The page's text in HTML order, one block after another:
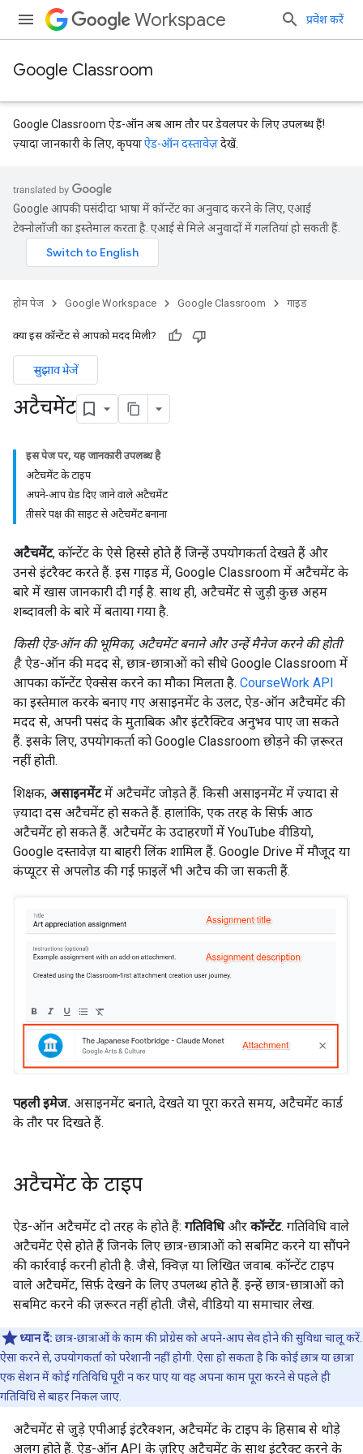
Workspace प्रवेश करें
Google Classroom
Google Classroom ऐड-ऑन अब आम तौर पर डेवलपर के लिए उपलब्ध हैं!
ज़्यादा जानकारी के लिए, कृपयाऐड-ऑन दस्तावेज़देखें.
Google आपकी पसंदीदा भाषा में कॉन्टेंट का अनुवाद करने के लिए, एआई
टेक्नोलॉजी का इस्तेमाल करता है. एआई से मिले अनुवादों में गलतियां हो सकती हैं.
होम पेज Google Workspace Google Classroom गाइड
क्या इस कॉन्टेंट से आपको मदद मिली?
सुझाव भेजें
अटैचमेंट
इस पेज पर, यह जानकारी उपलब्ध है
अटैचमेंट के टाइप
अपने-आप ग्रेड दिए जाने वाले अटैचमेंट
तीसरे पक्ष की साइट से अटैचमेंट बनाना
अटैचमेंट, कॉन्टेंट के ऐसे हिस्से होते हैं जिन्हें उपयोगकर्ता देखते हैं और
उनसे इंटरैक्ट करते हैं. इस गाइड में, Google Classroom में अटैचमेंट के
बारे में खास जानकारी दी गई है. साथ ही, अटैचमेंट से जुड़ी कुछ अहम
शब्दावली के बारे में बताया गया है.
किसी ऐड-ऑन की भूमिका, अटैचमेंट बनाने और उन्हें मैनेज करने की होती
है. ऐड-ऑन की मदद से, छात्र-छात्राओं को सीधे Google Classroom में
आपका कॉन्टेंट ऐक्सेस करने का मौका मिलता है. CourseWork API
का इस्तेमाल करके बनाए गए असाइनमेंट के उलट, ऐड-ऑन अटैचमेंट की
मदद से, अपनी पसंद के मुताबिक और इंटरैक्टिव अनुभव पाए जा सकते
हैं. इसके लिए, उपयोगकर्ता को Google Classroom छोड़ने की ज़रूरत
नहीं होती.
शिक्षक, असाइनमेंटमें अटैचमेंट जोड़ते हैं. किसी असाइनमेंट में ज़्यादा से
ज़्यादा दस अटैचमेंट हो सकते हैं. हालांकि, एक तरह के सिर्फ़ आठ
अटैचमेंट हो सकते हैं. अटैचमेंट के उदाहरणों में YouTube वीडियो,
Google दस्तावेज़ या बाहरी लिंक शामिल हैं. Google Drive में मौजूद या
कंप्यूटर से अपलोड की गई फ़ाइलें भी अटैच की जा सकती हैं.
पहली इमेज. असाइनमेंट बनाते, देखते या पूरा करते समय, अटैचमेंट कार्ड
के तौर पर दिखते हैं.
अटैचमेंट के टाइप
ऐड-ऑन अटैचमेंट दो तरह के होते हैं: गतिविधिऔर कॉन्टेंट. गतिविधि वाले
अटैचमेंट ऐसे होते हैं जिनके लिए छात्र-छात्राओं को सबमिट करने या सौंपने
की कार्रवाई करनी होती है. जैसे, क्विज़ या लिखित जवाब. कॉन्टेंट टाइप
वाले अटैचमेंट, सिर्फ़ देखने के लिए उपलब्ध होते हैं. इन्हें छात्र-छात्राओं को
सबमिट करने की ज़रूरत नहीं होती. जैसे, वीडियो या समाचार लेख.
ध्यान दें: छात्र-छात्राओं के काम की प्रोग्रेस को अपने-आप सेव होने की सुविधा चालू करें.
ऐसा करने से, उपयोगकर्ता को परेशानी नहीं होगी. ऐसा हो सकता है कि कोई छात्र या छात्रा
एक सेशन में कोई गतिविधि पूरी न कर पाए या वह अपना काम पूरा करने से पहले ही
गतिविधि से बाहर निकल जाए.
अटैचमेंट से जुड़े एपीआई इंटरैक्शन, अटैचमेंट के टाइप के हिसाब से थोड़े
अलग होते हैं. ऐड-ऑन API के ज़रिए अटैचमेंट के साथ इंटरैक्ट करने के